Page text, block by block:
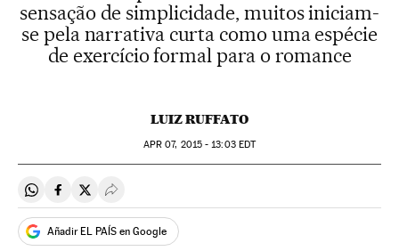
sensação de simplicidade, muitos iniciam-
se pela narrativa curta como uma espécie
de exercício formal para o romance
LUIZ RUFFATO
APR 07, 2015 - 13:03EDT
Compartir en Whatsapp
Compartir en Facebook
Compartir en Twitter
Desplegar Redes Sociales
Añadir EL PAÍS en Google